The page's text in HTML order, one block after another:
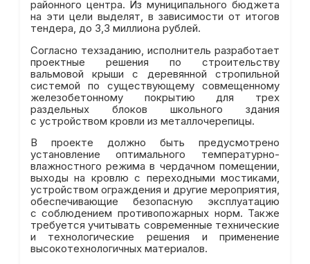
районного центра. Из муниципального бюджета
на эти цели выделят, в зависимости от итогов
тендера, до 3,3 миллиона рублей.
Согласно техзаданию, исполнитель разработает
проектные решения по строительству
вальмовой крыши с деревянной стропильной
системой по существующему совмещенному
железобетонному покрытию для трех
раздельных блоков школьного здания
с устройством кровли из металлочерепицы.
В проекте должно быть предусмотрено
установление оптимального температурно-
влажностного режима в чердачном помещении,
выходы на кровлю с переходными мостиками,
устройством ограждения и другие мероприятия,
обеспечивающие безопасную эксплуатацию
с соблюдением противопожарных норм. Также
требуется учитывать современные технические
и технологические решения и применение
высокотехнологичных материалов.